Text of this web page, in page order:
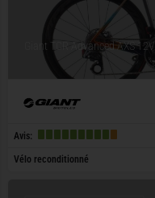
Giant TCR Advanced AXS 12V
Avis:
Vélo reconditionné